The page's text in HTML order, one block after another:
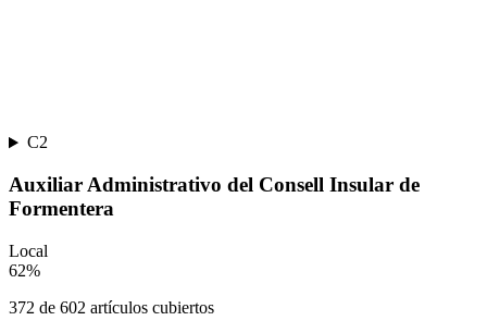
C2
Auxiliar Administrativo del Consell Insular de
Formentera
Local
62%
372 de 602 artículos cubiertos